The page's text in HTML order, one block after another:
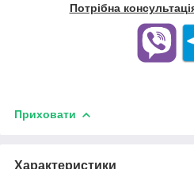
Потрібна
Приховати
Характеристики